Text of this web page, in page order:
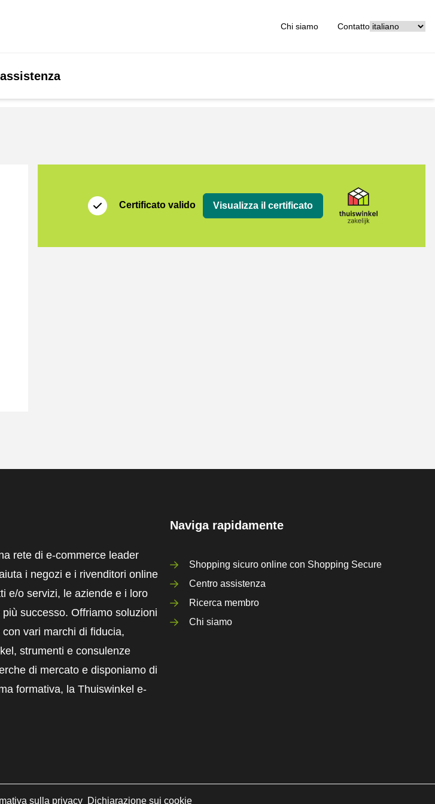
Chi siamo Contatto
Certificato valido Visualizza il certificato
rete di e-commerce leader
i negozi e i rivenditori online
e/o servizi, le aziende e i loro
successo. Offriamo soluzioni
con vari marchi di fiducia,
strumenti e consulenze
di mercato e disponiamo di
formativa, la Thuiswinkel e-
Naviga rapidamente
Shopping sicuro online con Shopping Secure
Centro assistenza
Ricerca membro
Chi siamo
sulla privacy Dichiarazione sui cookie